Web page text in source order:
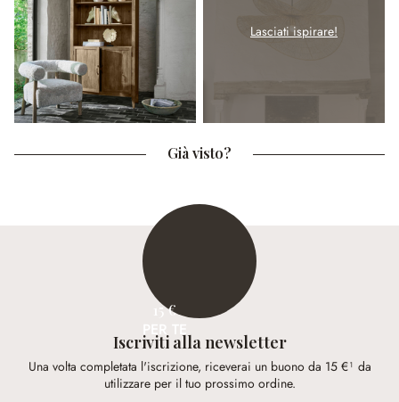
Lasciati ispirare!
Già visto?
15 €
PER TE
Iscriviti alla newsletter
Una volta completata l'iscrizione, riceverai un buono da 15 €¹ da
utilizzare per il tuo prossimo ordine.